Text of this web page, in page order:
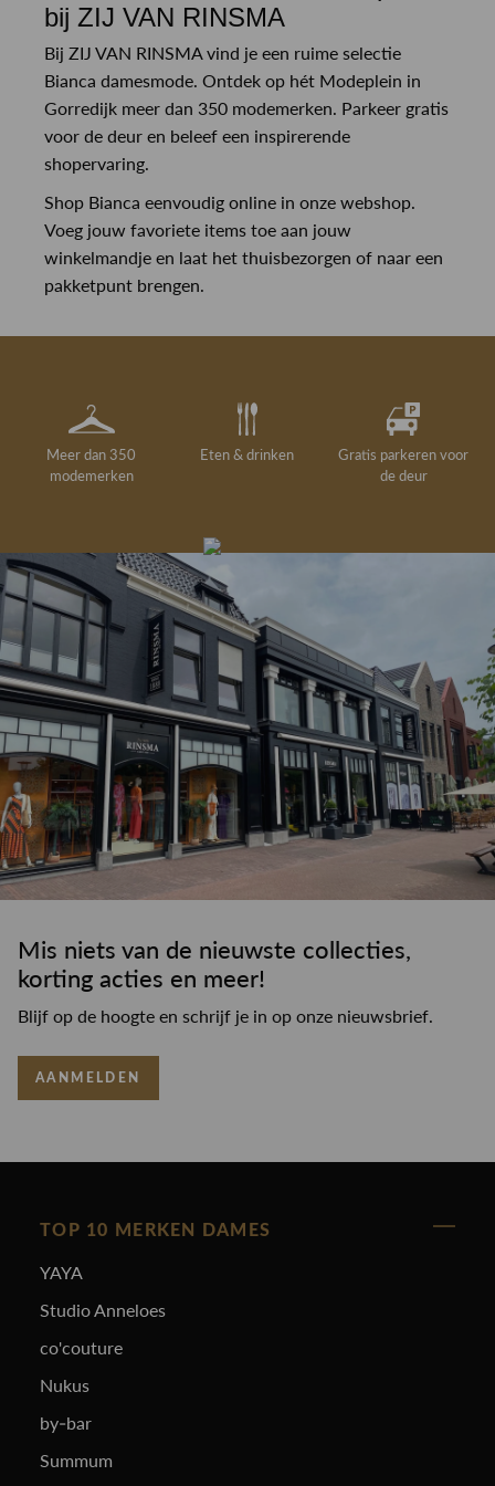
bij ZIJ VAN RINSMA
Bij ZIJ VAN RINSMA vind je een ruime selectie
Bianca damesmode. Ontdek op hét Modeplein in
Gorredijk meer dan 350 modemerken. Parkeer gratis
voor de deur en beleef een inspirerende
shopervaring.
Shop Bianca eenvoudig online in onze webshop.
Voeg jouw favoriete items toe aan jouw
winkelmandje en laat het thuisbezorgen of naar een
pakketpunt brengen.
Meer dan 350
modemerken
Eten & drinken
Gratis parkeren voor
de deur
drankje
Gratis retourneren in
de winkel
Deskundig
kledingadvies
Mis niets van de nieuwste collecties,
korting acties en meer!
Blijf op de hoogte en schrijf je in op onze nieuwsbrief.
AANMELDEN
TOP 10 MERKEN DAMES
YAYA
Studio Anneloes
co'couture
Nukus
by-bar
Summum